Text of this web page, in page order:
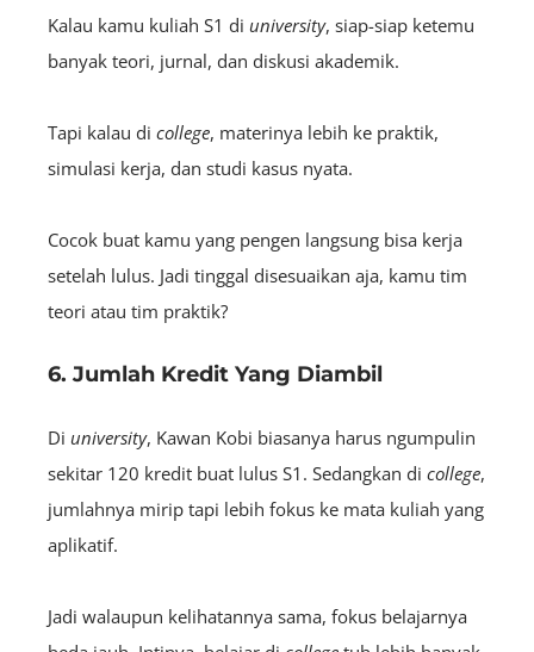
Kalau kamu kuliah S1 di university, siap-siap ketemu
banyak teori, jurnal, dan diskusi akademik.
Tapi kalau di college, materinya lebih ke praktik,
simulasi kerja, dan studi kasus nyata.
Cocok buat kamu yang pengen langsung bisa kerja
setelah lulus. Jadi tinggal disesuaikan aja, kamu tim
teori atau tim praktik?
6. Jumlah Kredit Yang Diambil
Di university, Kawan Kobi biasanya harus ngumpulin
sekitar 120 kredit buat lulus S1. Sedangkan di college,
jumlahnya mirip tapi lebih fokus ke mata kuliah yang
aplikatif.
Jadi walaupun kelihatannya sama, fokus belajarnya